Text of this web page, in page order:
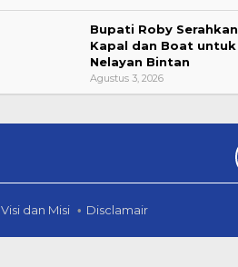
Bupati Roby Serahkan
Kapal dan Boat untuk
Nelayan Bintan
Agustus 3, 2026
Visi dan Misi Disclamair